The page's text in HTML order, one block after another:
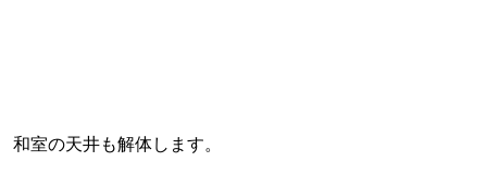
和室の天井も解体します。